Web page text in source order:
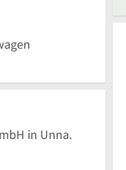
in Unna.